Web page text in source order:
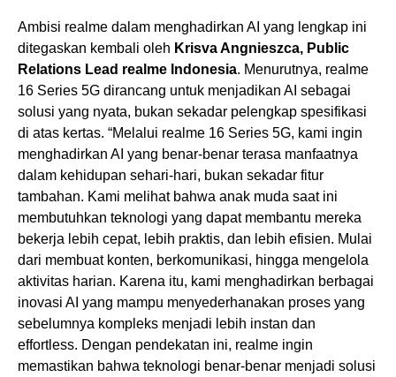
Ambisi realme dalam menghadirkan AI yang lengkap ini
ditegaskan kembali oleh Krisva Angnieszca, Public
Relations Lead realme Indonesia. Menurutnya, realme
16 Series 5G dirancang untuk menjadikan AI sebagai
solusi yang nyata, bukan sekadar pelengkap spesifikasi
di atas kertas. “Melalui realme 16 Series 5G, kami ingin
menghadirkan AI yang benar-benar terasa manfaatnya
dalam kehidupan sehari-hari, bukan sekadar fitur
tambahan. Kami melihat bahwa anak muda saat ini
membutuhkan teknologi yang dapat membantu mereka
bekerja lebih cepat, lebih praktis, dan lebih efisien. Mulai
dari membuat konten, berkomunikasi, hingga mengelola
aktivitas harian. Karena itu, kami menghadirkan berbagai
inovasi AI yang mampu menyederhanakan proses yang
sebelumnya kompleks menjadi lebih instan dan
effortless. Dengan pendekatan ini, realme ingin
memastikan bahwa teknologi benar-benar menjadi solusi